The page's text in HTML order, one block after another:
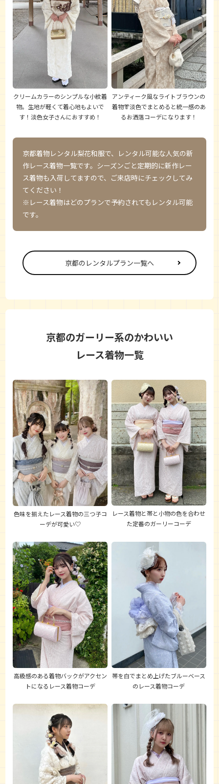
クリームカラーのシンプルな小紋着
物。生地が軽くて着心地もよいで
す！淡色女子さんにおすすめ！
アンティーク風なライトブラウンの
着物👘淡色でまとめると統一感のあ
るお洒落コーデになります！
京都着物レンタル梨花和服で、レンタル可能な人気の新
作レース着物一覧です。シーズンごと定期的に新作レー
ス着物も入荷してますので、ご来店時にチェックしてみ
てください！
※レース着物はどのプランで予約されてもレンタル可能
です。
京都のレンタルプラン一覧へ
京都のガーリー系のかわいい
レース着物一覧
色味を揃えたレース着物の三つ子コ
ーデが可愛い♡
レース着物と帯と小物の色を合わせ
た定番のガーリーコーデ
高級感のある着物バックがアクセン
トになるレース着物コーデ
帯を白でまとめ上げたブルーベース
のレース着物コーデ